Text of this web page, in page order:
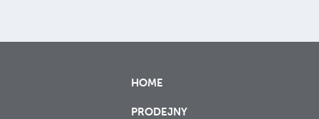
HOME
PRODEJNY